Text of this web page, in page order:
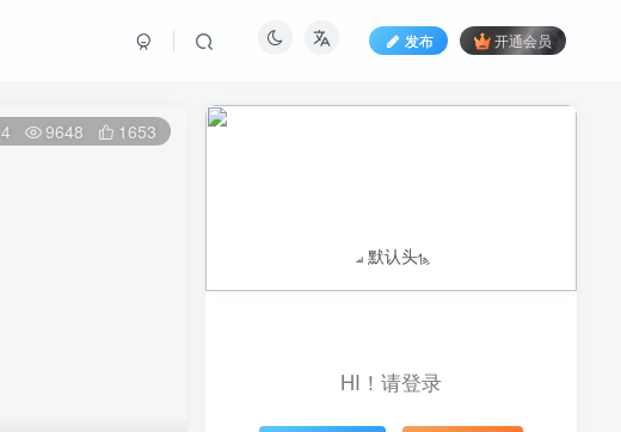
发布 开通会员
4 9648 1653
HI！请登录